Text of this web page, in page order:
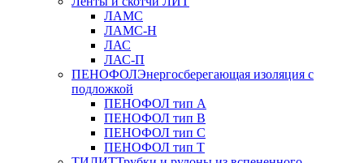
ЛАМС
ЛАМС-Н
ЛАС
ЛАС-П
ПЕНОФОЛЭнергосберегающая изоляция с
подложкой
ПЕНОФОЛ тип А
ПЕНОФОЛ тип B
ПЕНОФОЛ тип C
ПЕНОФОЛ тип T